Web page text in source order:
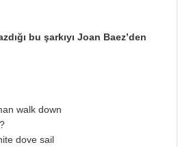
bu şarkıyı Joan Baez’den
walk down
dove sail